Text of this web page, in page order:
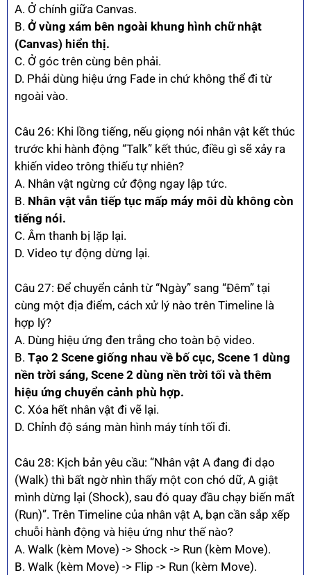
A. Ở chính giữa Canvas.
B. Ở vùng xám bên ngoài khung hình chữ nhật
(Canvas) hiển thị.
C. Ở góc trên cùng bên phải.
D. Phải dùng hiệu ứng Fade in chứ không thể đi từ
ngoài vào.
Câu 26: Khi lồng tiếng, nếu giọng nói nhân vật kết thúc
trước khi hành động “Talk” kết thúc, điều gì sẽ xảy ra
khiến video trông thiếu tự nhiên?
A. Nhân vật ngừng cử động ngay lập tức.
B. Nhân vật vẫn tiếp tục mấp máy môi dù không còn
tiếng nói.
C. Âm thanh bị lặp lại.
D. Video tự động dừng lại.
Câu 27: Để chuyển cảnh từ “Ngày” sang “Đêm” tại
cùng một địa điểm, cách xử lý nào trên Timeline là
hợp lý?
A. Dùng hiệu ứng đen trắng cho toàn bộ video.
B. Tạo 2 Scene giống nhau về bố cục, Scene 1 dùng
nền trời sáng, Scene 2 dùng nền trời tối và thêm
hiệu ứng chuyển cảnh phù hợp.
C. Xóa hết nhân vật đi vẽ lại.
D. Chỉnh độ sáng màn hình máy tính tối đi.
Câu 28: Kịch bản yêu cầu: “Nhân vật A đang đi dạo
(Walk) thì bất ngờ nhìn thấy một con chó dữ, A giật
mình dừng lại (Shock), sau đó quay đầu chạy biến mất
(Run)”. Trên Timeline của nhân vật A, bạn cần sắp xếp
chuỗi hành động và hiệu ứng như thế nào?
A. Walk (kèm Move) -> Shock -> Run (kèm Move).
B. Walk (kèm Move) -> Flip -> Run (kèm Move).